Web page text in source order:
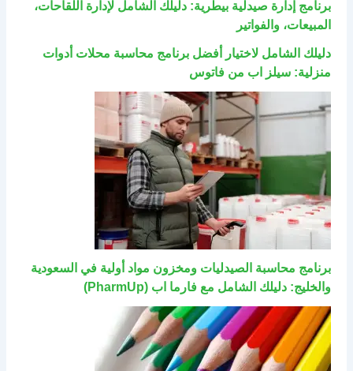
برنامج إدارة صيدلية بيطرية: دليلك الشامل لإدارة اللقاحات،
المبيعات، والفواتير
دليلك الشامل لاختيار أفضل برنامج محاسبة محلات أدوات
منزلية: سيلز اب من فاتوس
برنامج محاسبة الصيدليات ومخزون مواد أولية في السعودية
والخليج: دليلك الشامل مع فارما اب (PharmUp)